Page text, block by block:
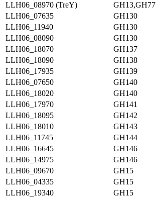
LLH06_08970 (TreY)
GH13,GH77
LLH06_07635
GH130
LLH06_11940
GH130
LLH06_08090
GH130
LLH06_18070
GH137
LLH06_18090
GH138
LLH06_17935
GH139
LLH06_07650
GH140
LLH06_18020
GH140
LLH06_17970
GH141
LLH06_18095
GH142
LLH06_18010
GH143
LLH06_11745
GH144
LLH06_16645
GH146
LLH06_14975
GH146
LLH06_09670
GH15
LLH06_04335
GH15
LLH06_19340
GH15